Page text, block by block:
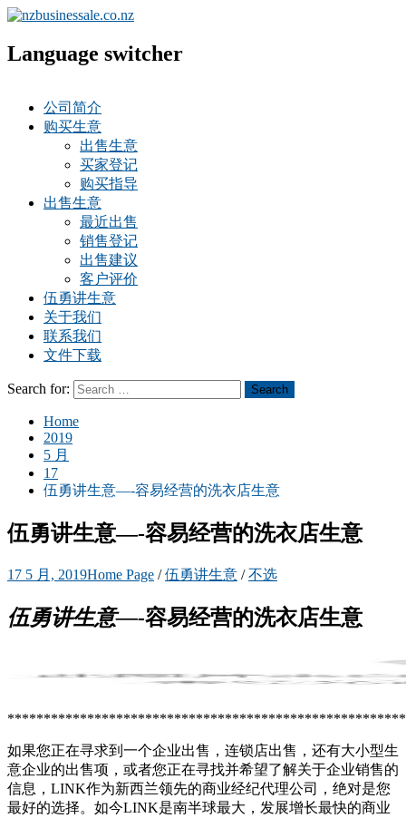
Language switcher
公司简介
购买生意
出售生意
买家登记
购买指导
出售生意
最近出售
销售登记
出售建议
客户评价
伍勇讲生意
关于我们
联系我们
文件下载
Search for: Search
Home
2019
5 月
17
伍勇讲生意—-容易经营的洗衣店生意
伍勇讲生意—-容易经营的洗衣店生意
17 5 月, 2019Home Page /伍勇讲生意 /不选
伍勇讲生意—-容易经营的洗衣店生意
如果您正在寻求到一个企业出售，连锁店出售，还有大小型生
意企业的出售项，或者您正在寻找并希望了解关于企业销售的
信息，LINK作为新西兰领先的商业经纪代理公司，绝对是您
最好的选择。如今LINK是南半球最大，发展增长最快的商业